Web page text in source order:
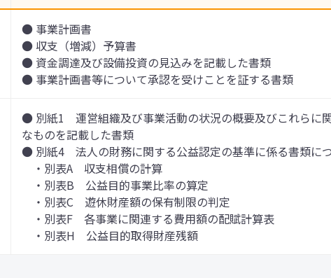
● 事業計画書
● 収支（増減）予算書
● 資金調達及び設備投資の見込みを記載した書類
● 事業計画書等について承認を受けことを証する書類
● 別紙1 運営組織及び事業活動の状況の概要及びこれらに
なものを記載した書類
● 別紙4 法人の財務に関する公益認定の基準に係る書類に
・別表A 収支相償の計算
・別表B 公益目的事業比率の算定
・別表C 遊休財産額の保有制限の判定
・別表F 各事業に関連する費用額の配賦計算表
・別表H 公益目的取得財産残額